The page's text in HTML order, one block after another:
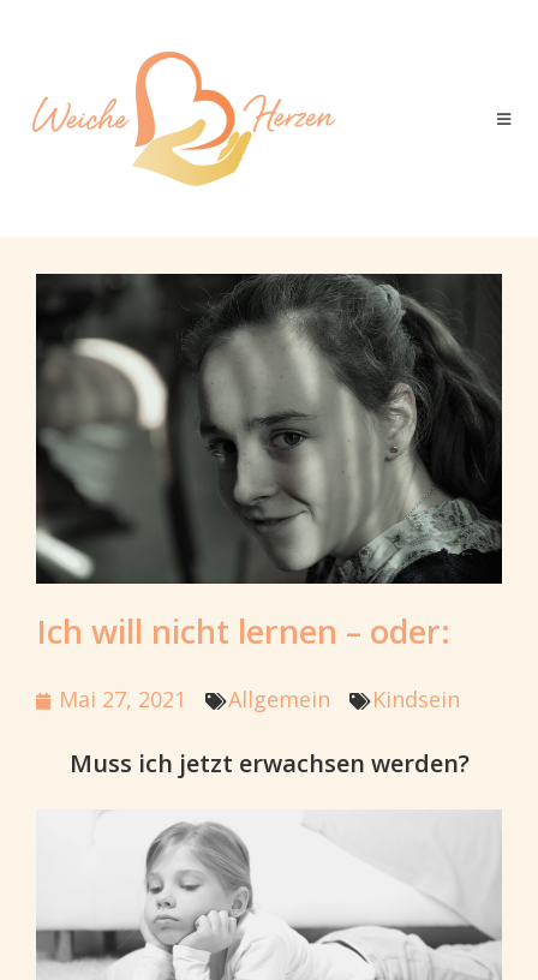
Ich will nicht lernen – oder:
Mai 27, 2021 Allgemein Kindsein
Muss ich jetzt erwachsen werden?